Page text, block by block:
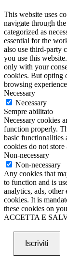
This website uses
navigate through
categorized as
essential for the
also use third-party
you use this
only with your
cookies. But opting
browsing
Necessary
Necessary
Sempre abilitato
Necessary cookies
function properly.
basic functionalities
cookies do not
Non-necessary
Non-necessary
Any cookies that
to function and is
analytics, ads, other
cookies. It is
these cookies on
ACCETTA E
Iscriviti